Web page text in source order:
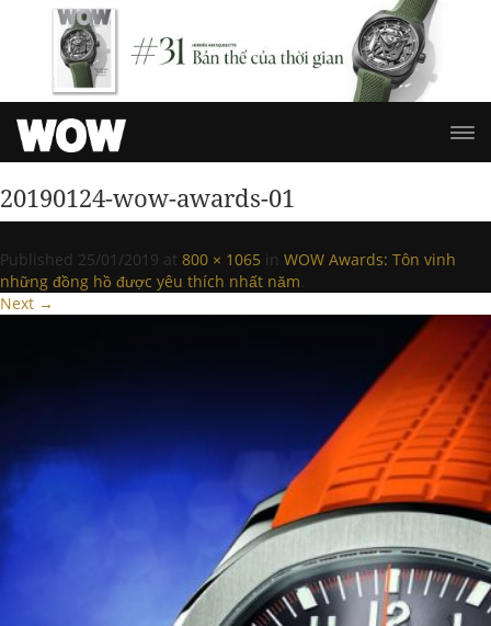
20190124-wow-awards-01
Published 25/01/2019 at 800 × 1065 in WOW Awards: Tôn vinh
những đồng hồ được yêu thích nhất năm.
Next →